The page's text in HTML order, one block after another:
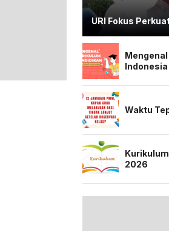
URI Fokus
Indonesia
Waktu
2026